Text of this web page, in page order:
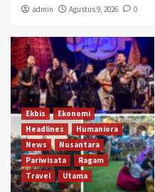
admin Agustus 9, 2026 0
Ekbis
Ekonomi
Headlines
Humaniora
News
Nusantara
Pariwisata
Ragam
Travel
Utama